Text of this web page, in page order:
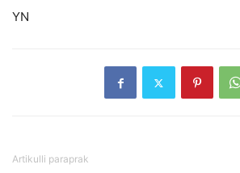
YN
Artikulli paraprak